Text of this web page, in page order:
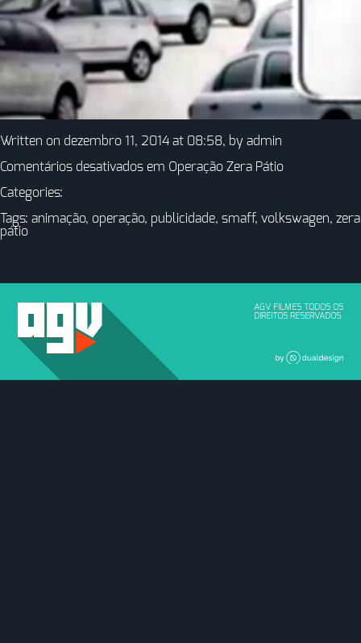
Written on dezembro 11, 2014 at 08:58, by admin
Comentários desativados em Operação Zera Pátio
Categories:
Tags: animação, operação, publicidade, smaff, volkswagen, zera
pátio
AGV FILMES TODOS OS
DIREITOS RESERVADOS